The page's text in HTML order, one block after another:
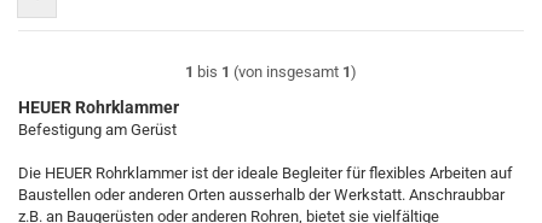
1 bis 1 (von insgesamt 1)
HEUER Rohrklammer
Befestigung am Gerüst
Die HEUER Rohrklammer ist der ideale Begleiter für flexibles Arbeiten auf
Baustellen oder anderen Orten ausserhalb der Werkstatt. Anschraubbar
z.B. an Baugerüsten oder anderen Rohren, bietet sie vielfältige